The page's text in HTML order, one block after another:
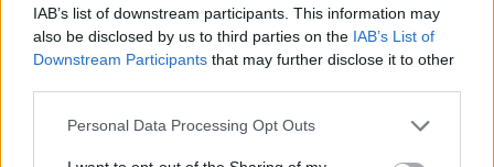
IAB’s list of downstream participants. This information may
also be disclosed by us to third parties on the IAB’s List of
Downstream Participants that may further disclose it to other
Personal Data Processing Opt Outs
από τα αγκίστρια της πετονιάς του.
Η αντίδραση του ηθοποιού περιελάμβανε και
θα μου σπάσουν τα αρχ@@@α».